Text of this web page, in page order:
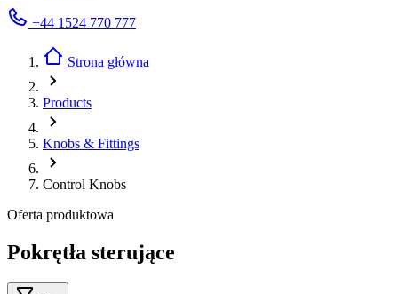
+44 1524 770 777
Strona główna
Products
Knobs & Fittings
Control Knobs
Oferta produktowa
Pokrętła sterujące